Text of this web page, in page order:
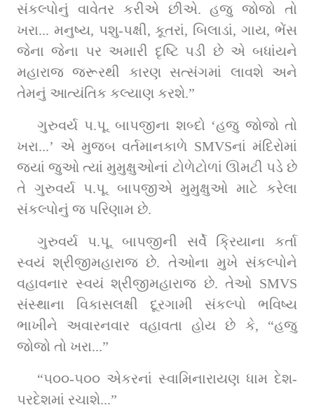
સંકલ્પોનું વાવેતર કરીએ છીએ. હજુ જોજો તો
ખરા... મનુષ્ય, પશુ-પક્ષી, કૂતરાં, બિલાડાં, ગાય, ભેંસ
જેના જેના પર અમારી દૃષ્ટિ પડી છે એ બધાંયને
મહારાજ જરૂરથી કારણ સત્સંગમાં લાવશે અને
તેમનું આત્યંતિક કલ્યાણ કરશે.”
ગુરુવર્ય પ.પૂ. બાપજીના શબ્દો ‘હજુ જોજો તો
ખરા...’ એ મુજબ વર્તમાનકાળે SMVSનાં મંદિરોમાં
જ્યાં જુઓ ત્યાં મુમુક્ષુઓનાં ટોળેટોળાં ઊમટી પડે છે
તે ગુરુવર્ય પ.પૂ. બાપજીએ મુમુક્ષુઓ માટે કરેલા
સંકલ્પોનું જ પરિણામ છે.
ગુરુવર્ય પ.પૂ. બાપજીની સર્વે ક્રિયાના કર્તા
સ્વયં શ્રીજીમહારાજ છે. તેઓના મુખે સંકલ્પોને
વહાવનાર સ્વયં શ્રીજીમહારાજ છે. તેઓ SMVS
સંસ્થાના વિકાસલક્ષી દૂરગામી સંકલ્પો ભવિષ્ય
ભાખીને અવારનવાર વહાવતા હોય છે કે, “હજુ
જોજો તો ખરા...”
“૫૦૦-૫૦૦ એકરનાં સ્વામિનારાયણ ધામ દેશ-
પરદેશમાં રચાશે...”